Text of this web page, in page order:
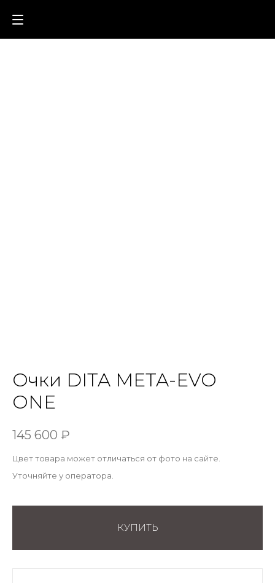
Очки DITA META-EVO
ONE
145 600 ₽
Цвет товара может отличаться от фото на сайте.
Уточняйте у оператора.
КУПИТЬ